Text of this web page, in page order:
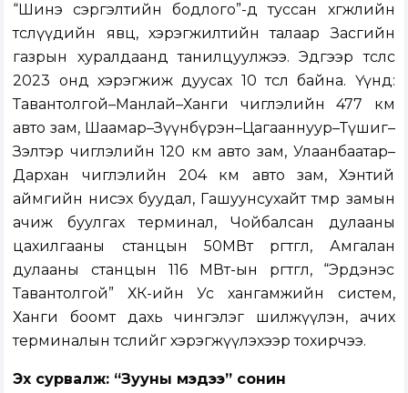
“Шинэ сэргэлтийн бодлого”-д туссан хөгжлийн
төслүүдийн явц, хэрэгжилтийн талаар Засгийн
газрын хуралдаанд танилцуулжээ. Эдгээр төслөөс
2023 онд хэрэгжиж дуусах 10 төсөл байна. Үүнд:
Тавантолгой–Манлай–Ханги чиглэлийн 477 км
авто зам, Шаамар–Зүүнбүрэн–Цагааннуур–Түшиг–
Зэлтэр чиглэлийн 120 км авто зам, Улаанбаатар–
Дархан чиглэлийн 204 км авто зам, Хэнтий
аймгийн нисэх буудал, Гашуунсухайт төмөр замын
ачиж буулгах терминал, Чойбалсан дулааны
цахилгааны станцын 50МВт өргөтгөл, Амгалан
дулааны станцын 116 МВт-ын өргөтгөл, “Эрдэнэс
Тавантолгой” ХК-ийн Ус хангамжийн систем,
Ханги боомт дахь чингэлэг шилжүүлэн, ачих
терминалын төслийг хэрэгжүүлэхээр тохирчээ.
Эх сурвалж: “Зууны мэдээ” сонин